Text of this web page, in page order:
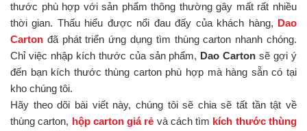
thước phù hợp với sản phẩm thông thường gây mất rất nhiều
thời gian. Thấu hiểu được nổi đau đấy của khách hàng, Dao
Carton đã phát triển ứng dụng tìm thùng carton nhanh chóng.
Chỉ việc nhập kích thước của sản phẩm, Dao Carton sẽ gợi ý
đến bạn kích thước thùng carton phù hợp mà hàng sẵn có tại
kho chúng tôi.
Hãy theo dõi bài viết này, chúng tôi sẽ chia sẽ tất tần tật về
thùng carton, hộp carton giá rẻ và cách tìm kích thước thùng